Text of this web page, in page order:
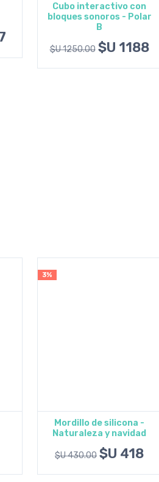
Agregar al carrito
Cubo interactivo con
bloques sonoros - Polar
B
$U 1250.00 $U 1188
3%
Agregar al carrito
Mordillo de silicona -
Naturaleza y navidad
$U 430.00 $U 418